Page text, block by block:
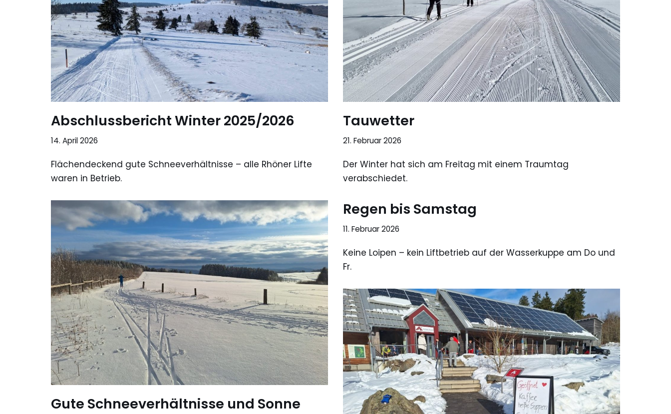
Abschlussbericht Winter 2025/2026
14. April 2026
Flächendeckend gute Schneeverhältnisse – alle Rhöner Lifte
waren in Betrieb.
Tauwetter
21. Februar 2026
Der Winter hat sich am Freitag mit einem Traumtag
verabschiedet.
Gute Schneeverhältnisse und Sonne
Regen bis Samstag
11. Februar 2026
Keine Loipen – kein Liftbetrieb auf der Wasserkuppe am Do und
Fr.